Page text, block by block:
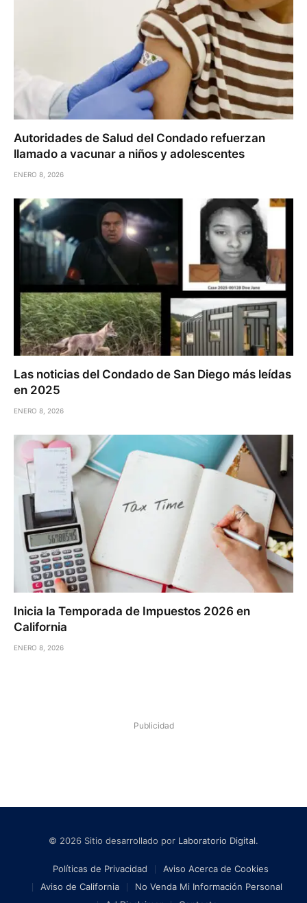
Autoridades de Salud del Condado refuerzan
llamado a vacunar a niños y adolescentes
ENERO 8, 2026
Las noticias del Condado de San Diego más leídas
en 2025
ENERO 8, 2026
Inicia la Temporada de Impuestos 2026 en
California
ENERO 8, 2026
Publicidad
© 2026 Sitio desarrollado por Laboratorio Digital.
Políticas de Privacidad
Aviso Acerca de Cookies
Aviso de California
No Venda Mi Información Personal